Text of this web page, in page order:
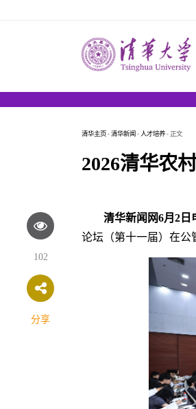
清华主页 - 清华新闻 - 人才培养 - 正文
2026清华农
102
分享
清华新闻网6月2日
论坛（第十一届）在公